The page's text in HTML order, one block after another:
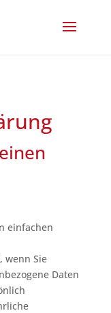
einfachen
wenn Sie
Daten